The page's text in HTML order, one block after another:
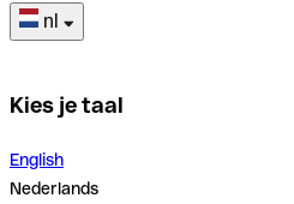
nl
Kies je taal
English
Nederlands